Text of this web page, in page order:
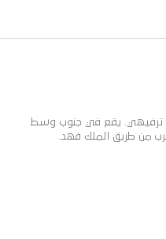
ترفيهي. يقع في جنوب وسط
من طريق الملك فهد.